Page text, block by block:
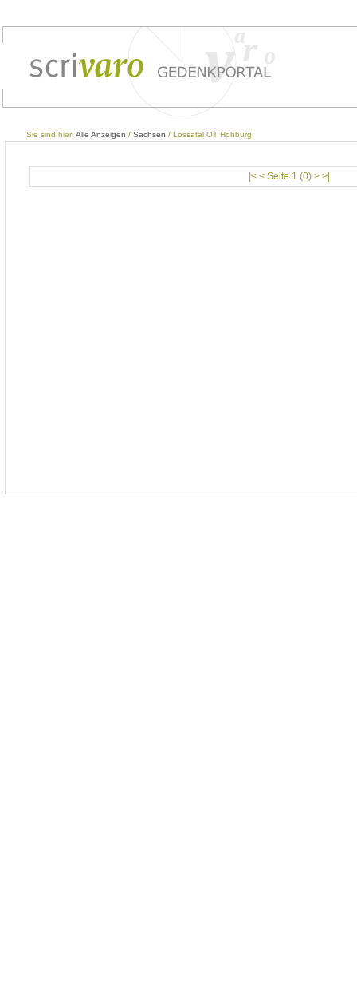
Sie sind hier: Alle Anzeigen / Sachsen / Lossatal OT Hohburg
|< < Seite 1 (0) > >|